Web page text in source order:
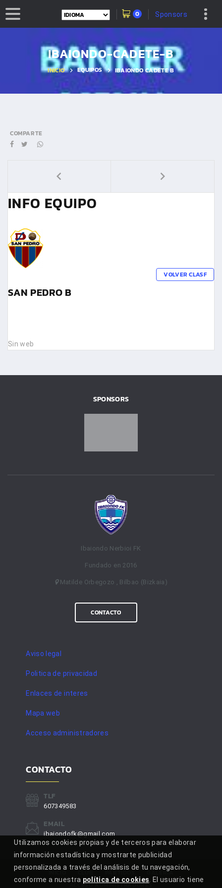
0 Sponsors
IBAIONDO-CADETE-B
INICIO EQUIPOS IBAIONDO CADETE B
COMPARTE
INFO EQUIPO
VOLVER CLASF
SAN PEDRO B
Sin web
SPONSORS
Ibaiondo Nerbioi FK
Fundado en 2016
Matilde Orbegozo , Bilbao (Bizkaia)
CONTACTO
Aviso legal
Politica de privacidad
Enlaces de interes
Mapa web
Acceso administradores
CONTACTO
TLF
607349583
EMAIL
ibaiondofk@gmail.com
INICIO CLUB PARTIDOS
GALERÍA
ACCESO ADMINISTRADORES
Utilizamos cookies propias y de terceros para elaborar
información estadística y mostrarte publicidad
personalizada a través del análisis de tu navegación,
conforme a nuestra política de cookies. El usuario tiene